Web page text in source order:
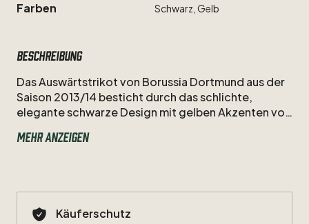
Farben Schwarz, Gelb
Beschreibung
DasAuswärtstrikotvon Borussia Dortmund ausder
Saison 2013​/​14 besticht durch dasschlichte,
eleganteschwarzeDesign mit gelbenAkzentenvon
Schieber.AlsNummer
inErinnerung,dieimSignalIdunaPark
Mehr anzeigen
Käuferschutz